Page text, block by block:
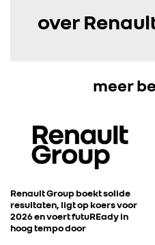
over
meer
Renault Group boekt solide
resultaten, ligt op koers voor
2026 en voert futuREady in
hoog tempo door